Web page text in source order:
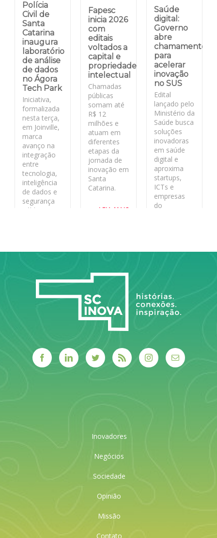
Polícia
Civil de
Santa
Catarina
inaugura
laboratório
de análise
de dados
no Ágora
Tech Park
Iniciativa,
formalizada
nesta terça,
em Joinville,
marca
avanço na
integração
entre
tecnologia,
inteligência
de dados e
segurança
pública no
Fapesc
inicia 2026
com
editais
voltados a
capital e
propriedade
intelectual
Chamadas
públicas
somam até
R$ 12
milhões e
atuam em
diferentes
etapas da
jornada de
inovação em
Santa
Catarina.
LEIA MAIS
Saúde
digital:
Governo
abre
chamamento
para
acelerar
inovação
no SUS
Edital
lançado pelo
Ministério da
Saúde busca
soluções
inovadoras
em saúde
digital e
aproxima
startups,
ICTs e
empresas
do
sistema
Inovadores
Negócios
Sociedade
Opinião
Missão
Contato